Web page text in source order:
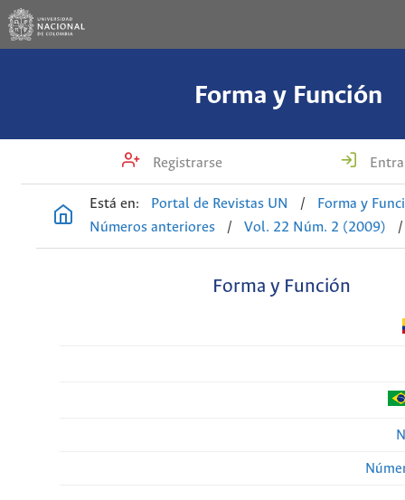
Forma y Función
Registrarse
Está en: Portal de Revistas UN /
Forma y
Números anteriores
/ Vol. 22 Núm. 2 (2009) /
Forma y Función